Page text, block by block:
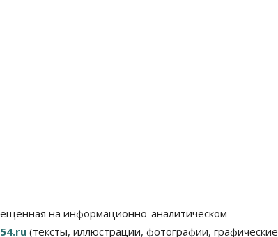
на информационно-аналитическом
(тексты, иллюстрации, фотографии, графические